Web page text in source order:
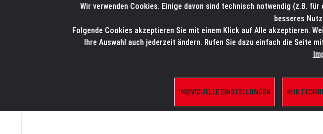
SALES-HOTLINE: +49 5451
HOME PRODUKTE/SHOP MARKEN
ERSATZTEILE
Wir verwenden Cookies. Einige davon sind technisch notwendig (z.B.
besseres
Folgende Cookies akzeptieren Sie mit einem Klick auf Alle akzeptieren.
Ihre Auswahl auch jederzeit ändern. Rufen Sie dazu einfach die Seite
INDIVIDUELLE EINSTELLUNGEN NUR